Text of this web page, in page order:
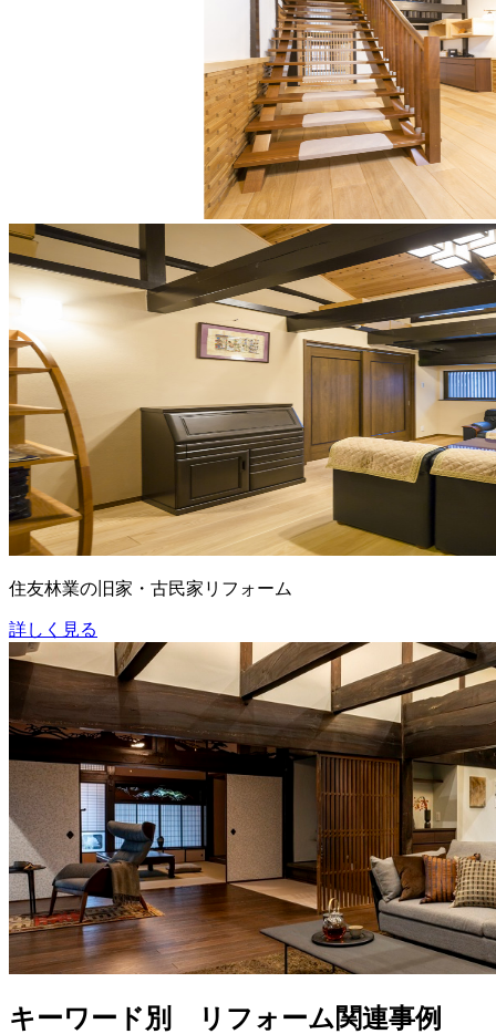
住友林業の旧家・古民家リフォーム
詳しく見る
キーワード別 リフォーム関連事例